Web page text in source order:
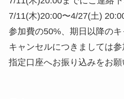
7/11(木)20:00〜4/27(土)
参加費の50%、期日以降の
キャンセルにつきましては
指定口座へお振り込みをお願